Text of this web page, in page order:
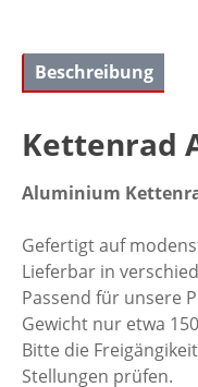
Beschreibung
Kettenrad
Aluminium
Gefertigt auf
Lieferbar in
Passend für unsere
Gewicht nur etwa
Bitte die
Stellungen prüfen.